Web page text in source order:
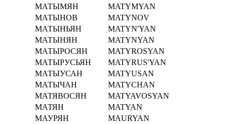
МАТЫМЯН
MATYMYAN
МАТЫНОВ
MATYNOV
МАТЫНЬЯН
MATYN'YAN
МАТЫНЯН
MATYNYAN
МАТЫРОСЯН
MATYROSYAN
МАТЫРУСЬЯН
MATYRUS'YAN
МАТЫУСАН
MATYUSAN
МАТЫЧАН
MATYCHAN
МАТЯВОСЯН
MATYAVOSYAN
МАТЯН
MATYAN
МАУРЯН
MAURYAN